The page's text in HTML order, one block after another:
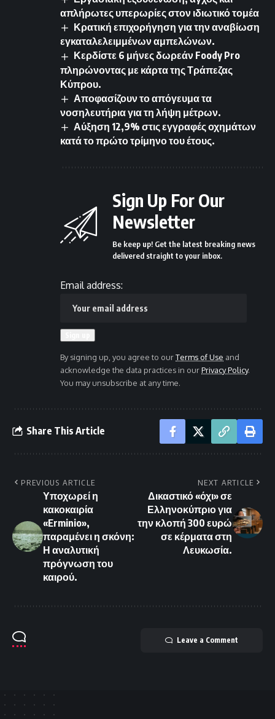
απλήρωτες υπερωρίες στον ιδιωτικό τομέα
Κρατική επιχορήγηση για την αναβίωση
εγκαταλελειμμένων αμπελώνων.
Κερδίστε 6 μήνες δωρεάν Foody Pro
πληρώνοντας με κάρτα της Τράπεζας
Κύπρου.
Αποφασίζουν το απόγευμα τα
νοσηλευτήρια για τη λήψη μέτρων.
Αύξηση 12,9% στις εγγραφές οχημάτων
κατά το πρώτο τρίμηνο του έτους.
Sign Up For Our
Newsletter
Be keep up! Get the latest breaking news
delivered straight to your inbox.
Email address:
By signing up, you agree to ourTerms of Use and
acknowledge the data practices in ourPrivacy Policy.
You may unsubscribe at any time.
Share This Article
PREVIOUS ARTICLE
Υποχωρεί η
κακοκαιρία
«Erminio»,
παραμένει η σκόνη:
Η αναλυτική
πρόγνωση του
καιρού.
NEXT ARTICLE
Δικαστικό «όχι» σε
Ελληνοκύπριο για
την κλοπή 300 ευρώ
σε κέρματα στη
Λευκωσία.
Leave a Comment